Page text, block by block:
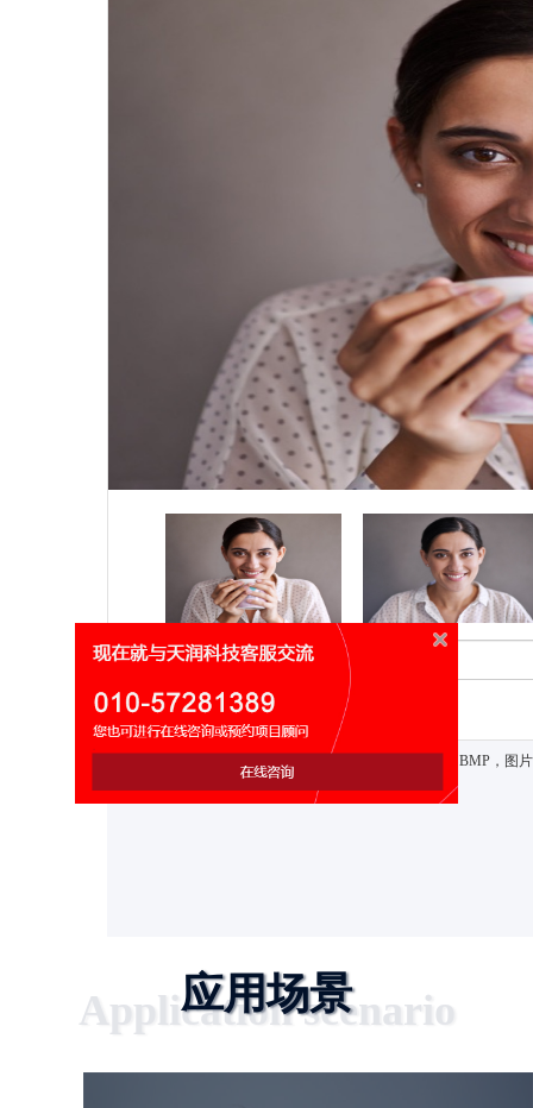
检测 或 本地上传
注：图片文件类型支持PNG、JPG、JPGE、BMP，图
超过2M
应用场景
Application scenario